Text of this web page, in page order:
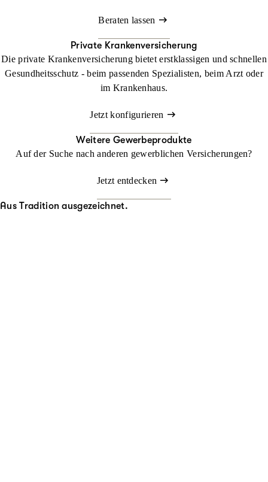
Beraten lassen
Private Krankenversicherung
Die private Krankenversicherung bietet erstklassigen und schnellen
Gesundheitsschutz - beim passenden Spezialisten, beim Arzt oder
im Krankenhaus.
Jetzt konfigurieren
Weitere Gewerbeprodukte
Auf der Suche nach anderen gewerblichen Versicherungen?
Jetzt entdecken
Aus Tradition ausgezeichnet.